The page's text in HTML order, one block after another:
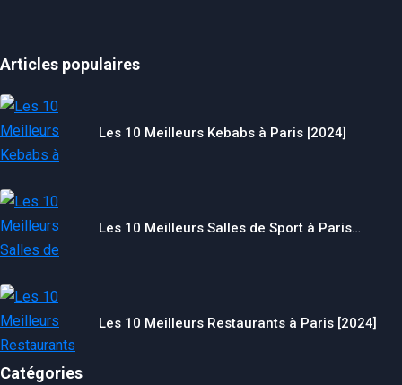
Articles populaires
Les 10 Meilleurs Kebabs à Paris [2024]
Les 10 Meilleurs Salles de Sport à Paris…
Les 10 Meilleurs Restaurants à Paris [2024]
Catégories